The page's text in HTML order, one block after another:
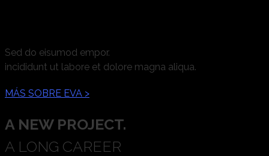
Sed do eisumod empor.
incididunt ut labore et dolore magna aliqua.
MÁS SOBRE EVA >
A NEW PROJECT.
A LONG CAREER